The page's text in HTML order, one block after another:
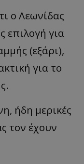
ο Λεωνίδας
επιλογή για
(εξάρι),
για το
ήδη μερικές
τον έχουν